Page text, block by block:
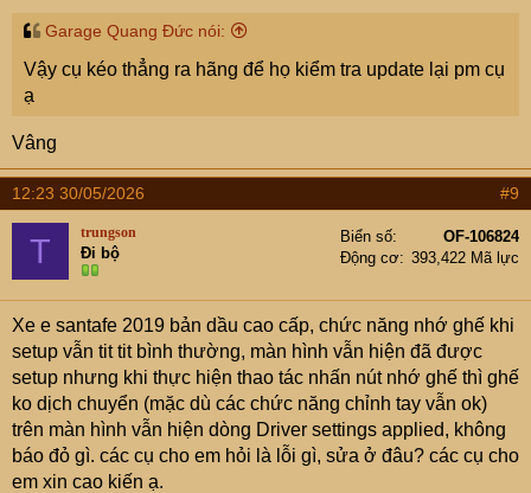
Garage Quang Đức nói:
Vậy cụ kéo thẳng ra hãng để họ kiểm tra update lại pm cụ
ạ
Vâng
12:23 30/05/2026 #9
T trungson
Đi bộ
Biển số
OF-106824
Động cơ
393,422 Mã lực
Xe e santafe 2019 bản dầu cao cấp, chức năng nhớ ghế khi
setup vẫn tit tit bình thường, màn hình vẫn hiện đã được
setup nhưng khi thực hiện thao tác nhấn nút nhớ ghế thì ghế
ko dịch chuyển (mặc dù các chức năng chỉnh tay vẫn ok)
trên màn hình vẫn hiện dòng Driver settings applied, không
báo đỏ gì. các cụ cho em hỏi là lỗi gì, sửa ở đâu? các cụ cho
em xin cao kiến ạ.